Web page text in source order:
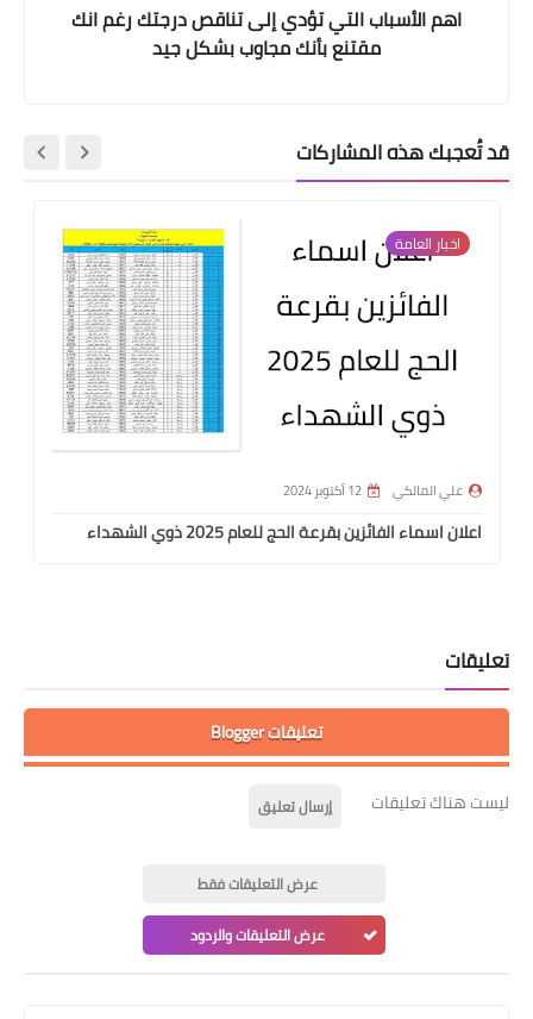
اهم الأسباب التي تؤدي إلى تناقص درجتك رغم انك
مقتنع بأنك مجاوب بشكل جيد
قد تُعجبك هذه المشاركات
اخبار العامة
علي المالكي 12 أكتوبر 2024
اعلان اسماء الفائزين بقرعة الحج للعام 2025 ذوي الشهداء
تعليقات
تعليقات Blogger
ليست هناك تعليقات إرسال تعليق
عرض التعليقات فقط
عرض التعليقات والردود